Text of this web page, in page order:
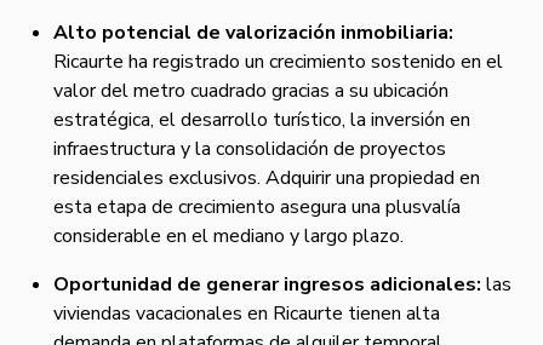
Alto potencial de valorización inmobiliaria:
Ricaurte ha registrado un crecimiento sostenido en el
valor del metro cuadrado gracias a su ubicación
estratégica, el desarrollo turístico, la inversión en
infraestructura y la consolidación de proyectos
residenciales exclusivos. Adquirir una propiedad en
esta etapa de crecimiento asegura una plusvalía
considerable en el mediano y largo plazo.
Oportunidad de generar ingresos adicionales: las
viviendas vacacionales en Ricaurte tienen alta